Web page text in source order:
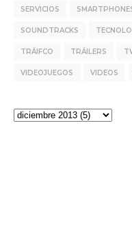
SERVICIOS
SOUNDTRACKS
TRÁIFCO TRÁILERS
VIDEOJUEGOS VIDEOS